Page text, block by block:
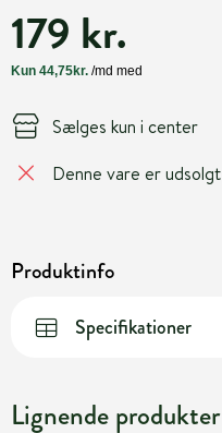
179 kr.
Sælges kun i center
Denne vare er udsolgt
Produktinfo
Specifikationer
Lignende produkter